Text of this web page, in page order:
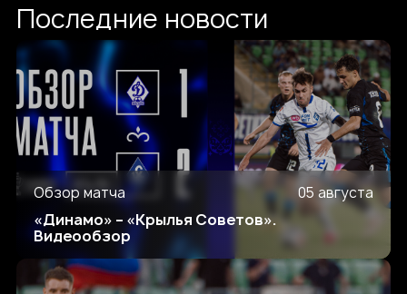
Последние новости
Обзор матча 05 августа
«Динамо» – «Крылья Советов».
Видеообзор